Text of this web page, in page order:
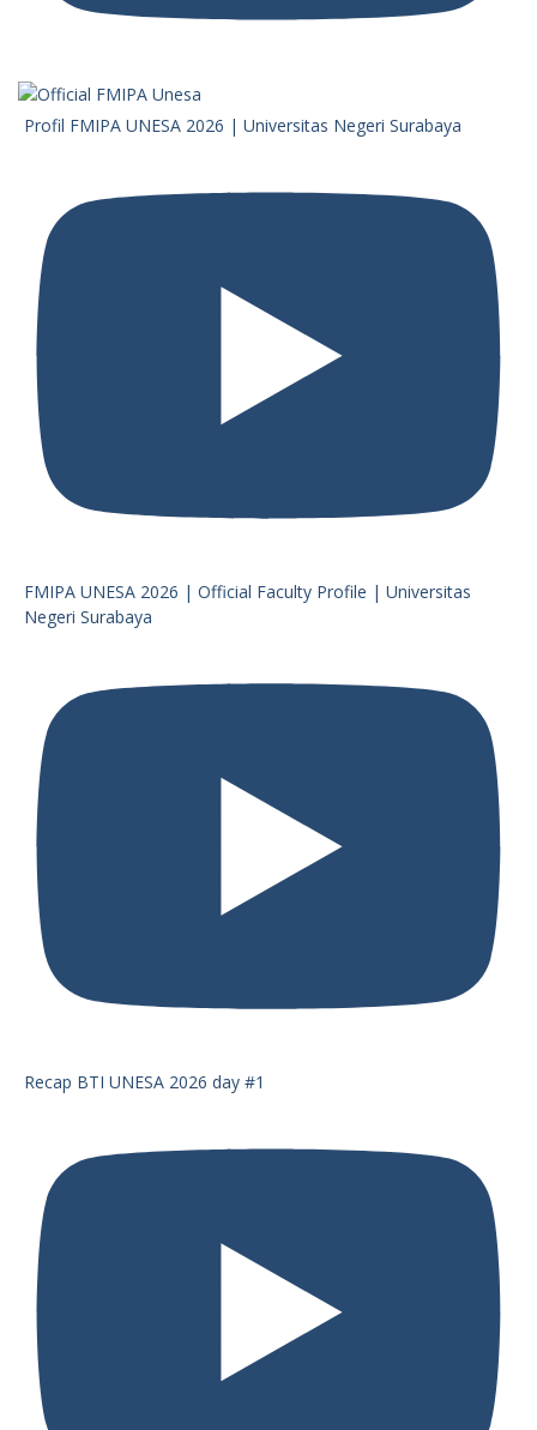
Profil FMIPA UNESA 2026 | Universitas Negeri Surabaya
FMIPA UNESA 2026 | Official Faculty Profile | Universitas
Negeri Surabaya
Recap BTI UNESA 2026 day #1